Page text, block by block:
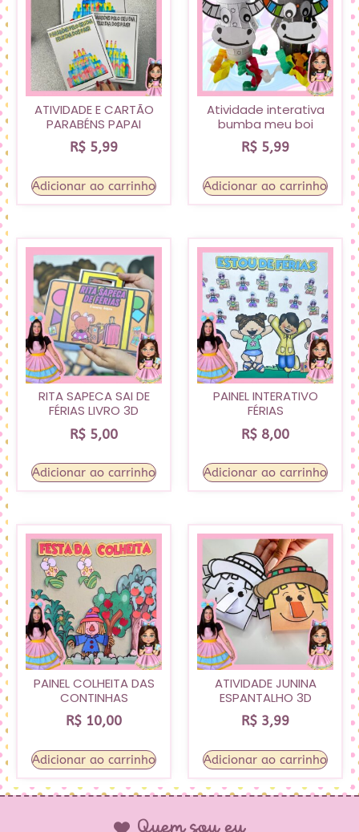
ATIVIDADE E CARTÃO
PARABÉNS PAPAI
R$ 5,99
Adicionar ao carrinho
Atividade interativa
bumba meu boi
R$ 5,99
Adicionar ao carrinho
RITA SAPECA SAI DE
FÉRIAS LIVRO 3D
R$ 5,00
Adicionar ao carrinho
PAINEL INTERATIVO
FÉRIAS
R$ 8,00
Adicionar ao carrinho
PAINEL COLHEITA DAS
CONTINHAS
R$ 10,00
Adicionar ao carrinho
ATIVIDADE JUNINA
ESPANTALHO 3D
R$ 3,99
Adicionar ao carrinho